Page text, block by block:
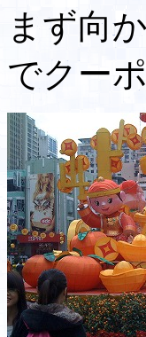
まず向
でクー